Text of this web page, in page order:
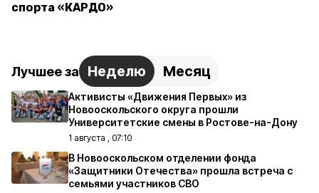
спорта «КАРДО»
Лучшее за Неделю Месяц
Активисты «Движения Первых» из
Новооскольского округа прошли
Университетские смены в Ростове-на-Дону
1 августа , 07:10
В Новооскольском отделении фонда
«Защитники Отечества» прошла встреча с
семьями участников СВО